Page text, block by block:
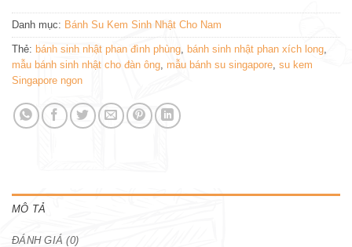
Danh mục: Bánh Su Kem Sinh Nhật Cho Nam
Thẻ: bánh sinh nhật phan đình phùng, bánh sinh nhật phan xích long,
mẫu bánh sinh nhật cho đàn ông, mẫu bánh su singapore, su kem
Singapore ngon
MÔ TẢ
ĐÁNH GIÁ (0)